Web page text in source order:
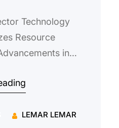
Technology
Resource
in
in the
LEMAR LEMAR